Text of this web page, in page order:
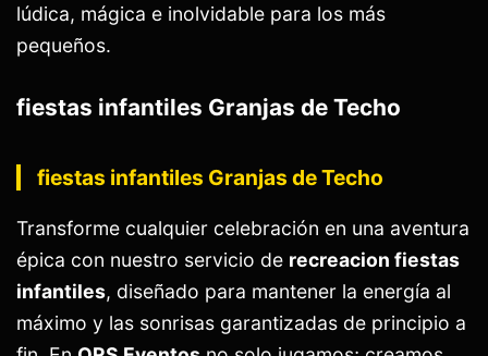
lúdica, mágica e inolvidable para los más
pequeños.
fiestas infantiles Granjas de Techo
fiestas infantiles Granjas de Techo
Transforme cualquier celebración en una aventura
épica con nuestro servicio de recreacion fiestas
infantiles, diseñado para mantener la energía al
máximo y las sonrisas garantizadas de principio a